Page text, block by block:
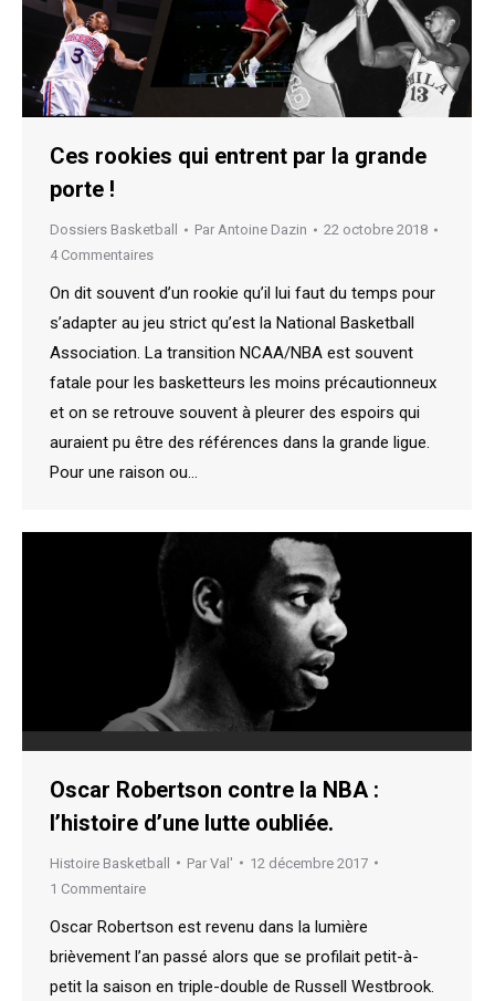
Ces rookies qui entrent par la grande
porte !
Dossiers Basketball Par Antoine Dazin
22 octobre 2018
4 Commentaires
On dit souvent d’un rookie qu’il lui faut du temps pour
s’adapter au jeu strict qu’est la National Basketball
Association. La transition NCAA/NBA est souvent
fatale pour les basketteurs les moins précautionneux
et on se retrouve souvent à pleurer des espoirs qui
auraient pu être des références dans la grande ligue.
Pour une raison ou…
Oscar Robertson contre la NBA :
l’histoire d’une lutte oubliée.
Histoire Basketball Par Val'
12 décembre 2017
1 Commentaire
Oscar Robertson est revenu dans la lumière
brièvement l’an passé alors que se profilait petit-à-
petit la saison en triple-double de Russell Westbrook.